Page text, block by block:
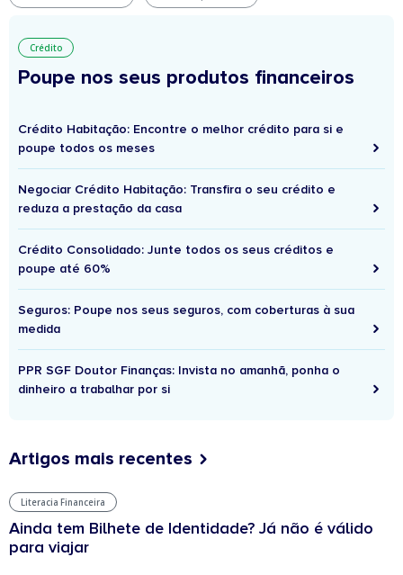
Crédito
Poupe nos seus produtos financeiros
Crédito Habitação: Encontre o melhor crédito para si e
poupe todos os meses
Negociar Crédito Habitação: Transfira o seu crédito e
reduza a prestação da casa
Crédito Consolidado: Junte todos os seus créditos e
poupe até 60%
Seguros: Poupe nos seus seguros, com coberturas à sua
medida
PPR SGF Doutor Finanças: Invista no amanhã, ponha o
dinheiro a trabalhar por si
Artigos mais recentes
Literacia Financeira
Ainda tem Bilhete de Identidade? Já não é válido
para viajar